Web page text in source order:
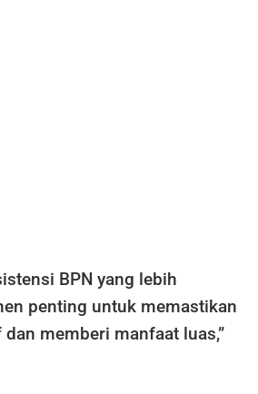
BPN yang lebih
penting untuk memastikan
memberi manfaat luas,”